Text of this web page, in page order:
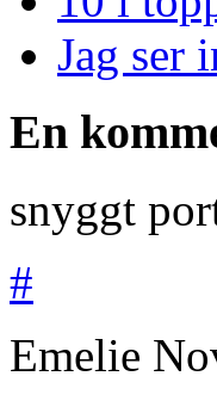
Jag ser
En
snyggt
#
Emelie